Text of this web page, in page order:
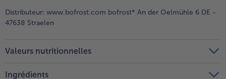
Distributeur: www.bofrost.com bofrost* An der Oelmühle 6 DE -
47638 Straelen
Valeurs nutritionnelles
Ingrédients